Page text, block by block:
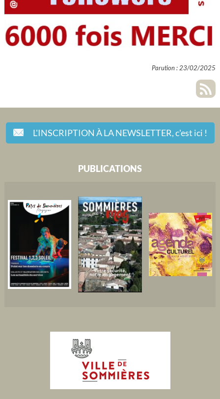
Parution : 23/02/2025
L'INSCRIPTION À LA NEWSLETTER,c'est ici !
PUBLICATIONS